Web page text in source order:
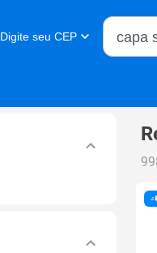
Digite seu CEP
Buscar